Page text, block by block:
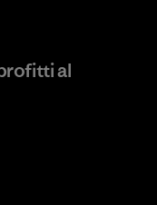
al